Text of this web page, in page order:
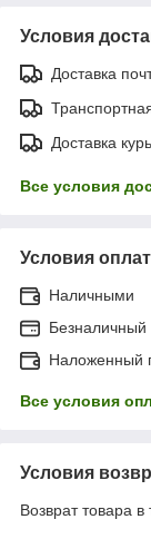
Условия
Доставка
Доставка
Все условия
Условия
Наличными
Безналичный
Наложенный
Все условия
Условия
Возврат товара